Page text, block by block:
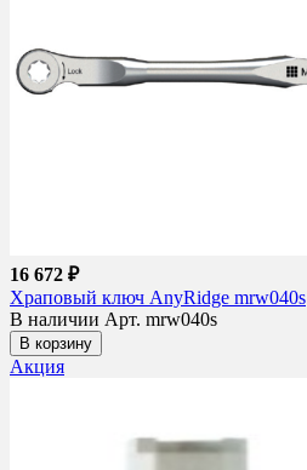
16 672 ₽
Храповый ключ AnyRidge mrw040s
В наличии Арт. mrw040s
В корзину
Акция